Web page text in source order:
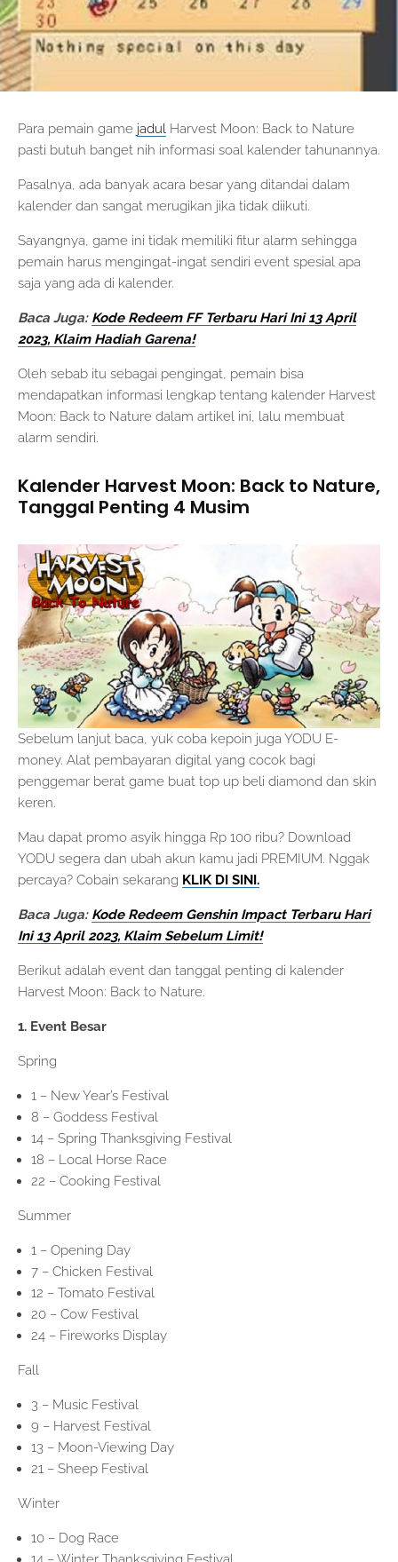
Para pemain game jadul Harvest Moon: Back to Nature
pasti butuh banget nih informasi soal kalender tahunannya.
Pasalnya, ada banyak acara besar yang ditandai dalam
kalender dan sangat merugikan jika tidak diikuti.
Sayangnya, game ini tidak memiliki fitur alarm sehingga
pemain harus mengingat-ingat sendiri event spesial apa
saja yang ada di kalender.
Baca Juga: Kode Redeem FF Terbaru Hari Ini 13 April
2023, Klaim Hadiah Garena!
Oleh sebab itu sebagai pengingat, pemain bisa
mendapatkan informasi lengkap tentang kalender Harvest
Moon: Back to Nature dalam artikel ini, lalu membuat
alarm sendiri.
Kalender Harvest Moon: Back to Nature,
Tanggal Penting 4 Musim
Sebelum lanjut baca, yuk coba kepoin juga YODU E-
money. Alat pembayaran digital yang cocok bagi
penggemar berat game buat top up beli diamond dan skin
keren.
Mau dapat promo asyik hingga Rp 100 ribu? Download
YODU segera dan ubah akun kamu jadi PREMIUM. Nggak
percaya? Cobain sekarang KLIK DI SINI.
Baca Juga: Kode Redeem Genshin Impact Terbaru Hari
Ini 13 April 2023, Klaim Sebelum Limit!
Berikut adalah event dan tanggal penting di kalender
Harvest Moon: Back to Nature.
1. Event Besar
Spring
1 – New Year’s Festival
8 – Goddess Festival
14 – Spring Thanksgiving Festival
18 – Local Horse Race
22 – Cooking Festival
Summer
1 – Opening Day
7 – Chicken Festival
12 – Tomato Festival
20 – Cow Festival
24 – Fireworks Display
Fall
3 – Music Festival
9 – Harvest Festival
13 – Moon-Viewing Day
21 – Sheep Festival
Winter
10 – Dog Race